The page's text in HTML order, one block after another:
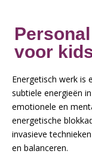
voor
Energetisch werk is
subtiele energieën
emotionele en
energetische
invasieve
en balanceren.